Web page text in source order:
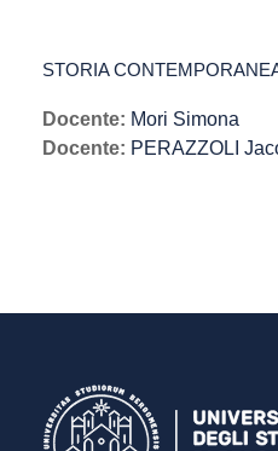
STORIA
Docente: Mori Simona
Docente: PERAZZOLI